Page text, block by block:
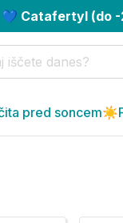
💙 Catafertyl (do -
pred soncem☀️